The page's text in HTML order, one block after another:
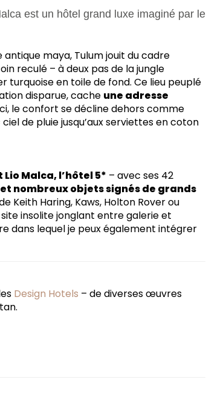
est un hôtel grand luxe imaginé par le
maya, Tulum jouit du cadre
reculé – à deux pas de la jungle
turquoise en toile de fond. Ce lieu peuplé
disparue, cache une adresse
le confort se décline dehors comme
de pluie jusqu’aux serviettes en coton
Malca, l’hôtel 5* – avec ses 42
nombreux objets signés de grands
Keith Haring, Kaws, Holton Rover ou
insolite jonglant entre galerie et
dans lequel je peux également intégrer
Design Hotels – de diverses œuvres